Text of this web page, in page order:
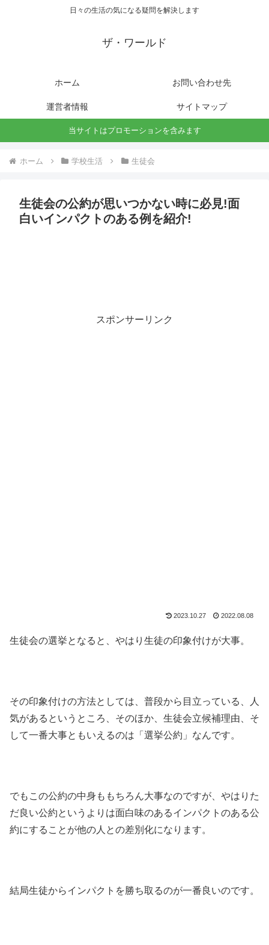
日々の生活の気になる疑問を解決します
ザ・ワールド
ホーム お問い合わせ先
運営者情報 サイトマップ
当サイトはプロモーションを含みます
ホーム 学校生活 生徒会
生徒会の公約が思いつかない時に必見!面
白いインパクトのある例を紹介!
スポンサーリンク
2023.10.27 2022.08.08
生徒会の選挙となると、やはり生徒の印象付けが大事。
その印象付けの方法としては、普段から目立っている、人
気があるというところ、そのほか、生徒会立候補理由、そ
して一番大事ともいえるのは「選挙公約」なんです。
でもこの公約の中身ももちろん大事なのですが、やはりた
だ良い公約というよりは面白味のあるインパクトのある公
約にすることが他の人との差別化になります。
結局生徒からインパクトを勝ち取るのが一番良いのです。